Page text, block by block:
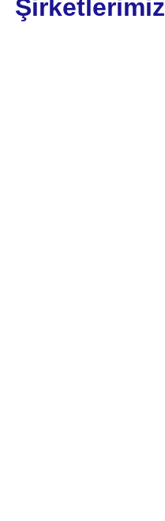
Şirketlerimiz